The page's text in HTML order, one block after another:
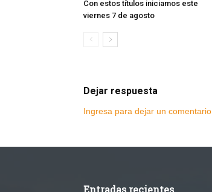
Con estos títulos iniciamos este
viernes 7 de agosto
Dejar respuesta
Ingresa para dejar un comentario
Entradas recientes